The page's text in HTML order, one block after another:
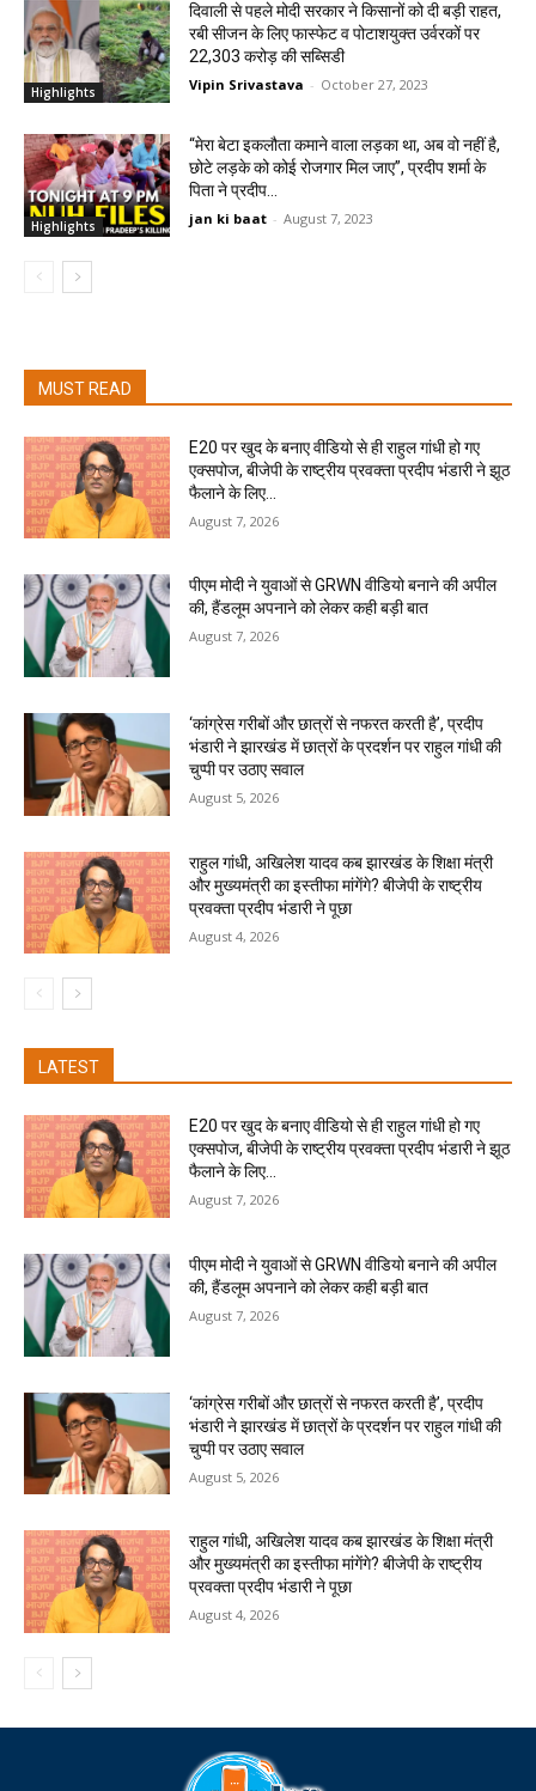
Highlights
दिवाली से पहले मोदी सरकार ने किसानों को दी बड़ी राहत,
रबी सीजन के लिए फास्फेट व पोटाशयुक्त उर्वरकों पर
22,303 करोड़ की सब्सिडी
Vipin Srivastava - October 27, 2023
Highlights
“मेरा बेटा इकलौता कमाने वाला लड़का था, अब वो नहीं है,
छोटे लड़के को कोई रोजगार मिल जाए”, प्रदीप शर्मा के
पिता ने प्रदीप...
jan ki baat - August 7, 2023
MUST READ
E20 पर खुद के बनाए वीडियो से ही राहुल गांधी हो गए
एक्सपोज, बीजेपी के राष्ट्रीय प्रवक्ता प्रदीप भंडारी ने झूठ
फैलाने के लिए...
August 7, 2026
पीएम मोदी ने युवाओं से GRWN वीडियो बनाने की अपील
की, हैंडलूम अपनाने को लेकर कही बड़ी बात
August 7, 2026
‘कांग्रेस गरीबों और छात्रों से नफरत करती है’, प्रदीप
भंडारी ने झारखंड में छात्रों के प्रदर्शन पर राहुल गांधी की
चुप्पी पर उठाए सवाल
August 5, 2026
राहुल गांधी, अखिलेश यादव कब झारखंड के शिक्षा मंत्री
और मुख्यमंत्री का इस्तीफा मांगेंगे? बीजेपी के राष्ट्रीय
प्रवक्ता प्रदीप भंडारी ने पूछा
August 4, 2026
LATEST
E20 पर खुद के बनाए वीडियो से ही राहुल गांधी हो गए
एक्सपोज, बीजेपी के राष्ट्रीय प्रवक्ता प्रदीप भंडारी ने झूठ
फैलाने के लिए...
August 7, 2026
पीएम मोदी ने युवाओं से GRWN वीडियो बनाने की अपील
की, हैंडलूम अपनाने को लेकर कही बड़ी बात
August 7, 2026
‘कांग्रेस गरीबों और छात्रों से नफरत करती है’, प्रदीप
भंडारी ने झारखंड में छात्रों के प्रदर्शन पर राहुल गांधी की
चुप्पी पर उठाए सवाल
August 5, 2026
राहुल गांधी, अखिलेश यादव कब झारखंड के शिक्षा मंत्री
और मुख्यमंत्री का इस्तीफा मांगेंगे? बीजेपी के राष्ट्रीय
प्रवक्ता प्रदीप भंडारी ने पूछा
August 4, 2026